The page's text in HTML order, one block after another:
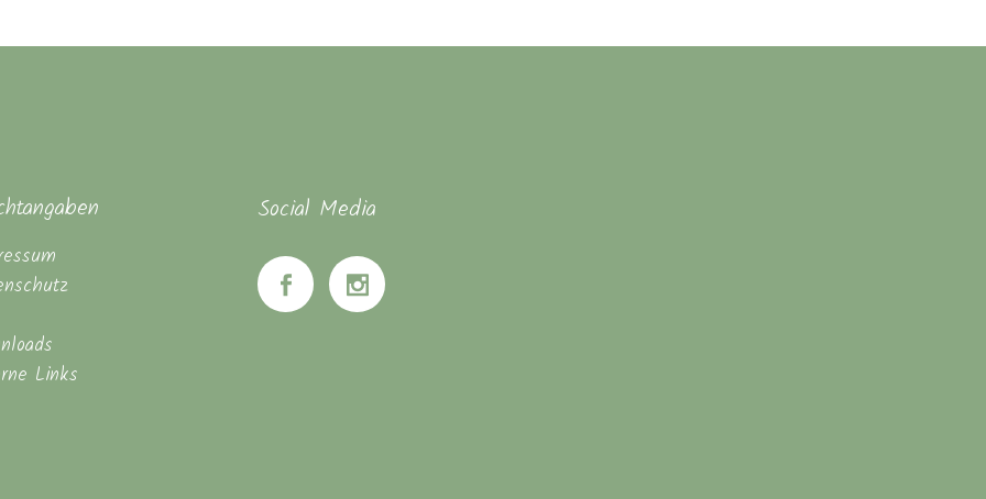
Links
Social Media